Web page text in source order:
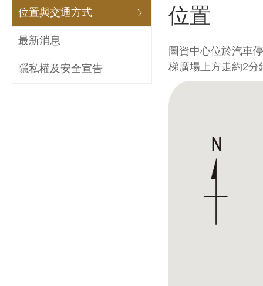
位置與交通方式
展開/收合
最新消息
隱私權及安全宣告
位置
圖資中心位於汽車
梯廣場上方走約2分